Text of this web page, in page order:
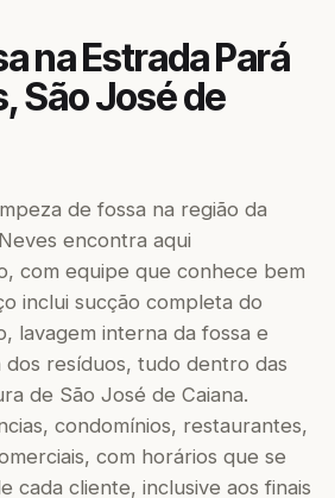
na Estrada Pará
São José de
de fossa na região da
encontra aqui
com equipe que conhece bem
inclui sucção completa do
lavagem interna da fossa e
resíduos, tudo dentro das
de São José de Caiana.
condomínios, restaurantes,
com horários que se
cada cliente, inclusive aos finais